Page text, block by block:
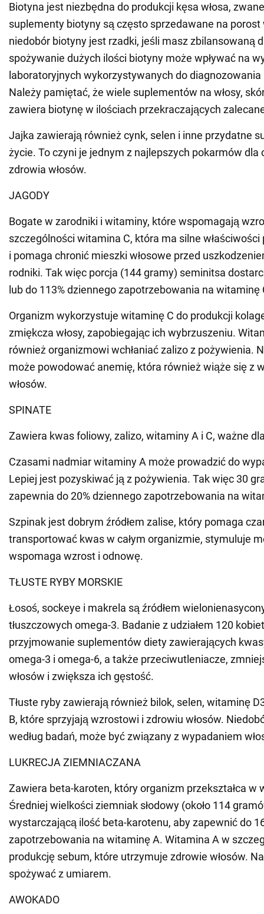
Biotyna jest niezbędna do produkcji kęsa włosa,
suplementy biotyny są często sprzedawane na porost
niedobór biotyny jest rzadki, jeśli masz zbilansowaną
spożywanie dużych ilości biotyny może wpływać na
laboratoryjnych wykorzystywanych do
Należy pamiętać, że wiele suplementów na włosy,
zawiera biotynę w ilościach przekraczających
Jajka zawierają również cynk, selen i inne przydatne
życie. To czyni je jednym z najlepszych pokarmów dla
zdrowia włosów.
JAGODY
Bogate w zarodniki i witaminy, które wspomagają
szczególności witamina C, która ma silne
i pomaga chronić mieszki włosowe przed
rodniki. Tak więc porcja (144 gramy) seminitsa
lub do 113% dziennego zapotrzebowania na witaminę
Organizm wykorzystuje witaminę C do produkcji
zmiękcza włosy, zapobiegając ich wybrzuszeniu.
również organizmowi wchłaniać zalizo z pożywienia.
może powodować anemię, która również wiąże się z
włosów.
SPINATE
Zawiera kwas foliowy, zalizo, witaminy A i C, ważne
Czasami nadmiar witaminy A może prowadzić do
Lepiej jest pozyskiwać ją z pożywienia. Tak więc 30
zapewnia do 20% dziennego zapotrzebowania na
Szpinak jest dobrym źródłem zalise, który pomaga
transportować kwas w całym organizmie, stymuluje
wspomaga wzrost i odnowę.
TŁUSTE RYBY MORSKIE
Łosoś, sockeye i makrela są źródłem
tłuszczowych omega-3. Badanie z udziałem 120
przyjmowanie suplementów diety zawierających
omega-3 i omega-6, a także przeciwutleniacze,
włosów i zwiększa ich gęstość.
Tłuste ryby zawierają również bilok, selen, witaminę
B, które sprzyjają wzrostowi i zdrowiu włosów.
według badań, może być związany z wypadaniem
LUKRECJA ZIEMNIACZANA
Zawiera beta-karoten, który organizm przekształca w
Średniej wielkości ziemniak słodowy (około 114
wystarczającą ilość beta-karotenu, aby zapewnić do
zapotrzebowania na witaminę A. Witamina A w
produkcję sebum, które utrzymuje zdrowie włosów.
spożywać z umiarem.
AWOKADO